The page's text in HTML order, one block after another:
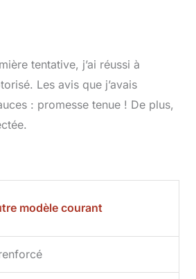
manuel d'utilisation.
fraîches PastaPresto est un
du marché depuis 1932.
tentative, j’ai réussi à
Les avis que j’avais
: promesse tenue ! De plus,
modèle courant